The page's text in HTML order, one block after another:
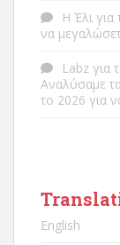
Η Έλι για
να
Labz για
Αναλύσαμε
το 2026 για
English